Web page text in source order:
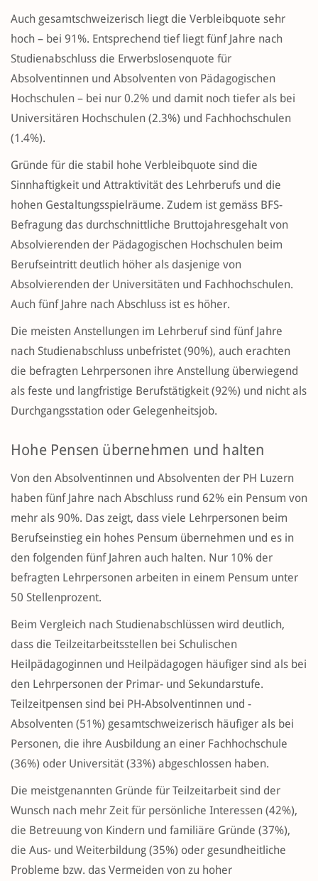
Auch gesamtschweizerisch liegt die Verbleibquote sehr
hoch – bei 91%. Entsprechend tief liegt fünf Jahre nach
Studienabschluss die Erwerbslosenquote für
Absolventinnen und Absolventen von Pädagogischen
Hochschulen – bei nur 0.2% und damit noch tiefer als bei
Universitären Hochschulen (2.3%) und Fachhochschulen
(1.4%).
Gründe für die stabil hohe Verbleibquote sind die
Sinnhaftigkeit und Attraktivität des Lehrberufs und die
hohen Gestaltungsspielräume. Zudem ist gemäss BFS-
Befragung das durchschnittliche Bruttojahresgehalt von
Absolvierenden der Pädagogischen Hochschulen beim
Berufseintritt deutlich höher als dasjenige von
Absolvierenden der Universitäten und Fachhochschulen.
Auch fünf Jahre nach Abschluss ist es höher.
Die meisten Anstellungen im Lehrberuf sind fünf Jahre
nach Studienabschluss unbefristet (90%), auch erachten
die befragten Lehrpersonen ihre Anstellung überwiegend
als feste und langfristige Berufstätigkeit (92%) und nicht als
Durchgangsstation oder Gelegenheitsjob.
Hohe Pensen übernehmen und halten
Von den Absolventinnen und Absolventen der PH Luzern
haben fünf Jahre nach Abschluss rund 62% ein Pensum von
mehr als 90%. Das zeigt, dass viele Lehrpersonen beim
Berufseinstieg ein hohes Pensum übernehmen und es in
den folgenden fünf Jahren auch halten. Nur 10% der
befragten Lehrpersonen arbeiten in einem Pensum unter
50 Stellenprozent.
Beim Vergleich nach Studienabschlüssen wird deutlich,
dass die Teilzeitarbeitsstellen bei Schulischen
Heilpädagoginnen und Heilpädagogen häufiger sind als bei
den Lehrpersonen der Primar- und Sekundarstufe.
Teilzeitpensen sind bei PH-Absolventinnen und -
Absolventen (51%) gesamtschweizerisch häufiger als bei
Personen, die ihre Ausbildung an einer Fachhochschule
(36%) oder Universität (33%) abgeschlossen haben.
Die meistgenannten Gründe für Teilzeitarbeit sind der
Wunsch nach mehr Zeit für persönliche Interessen (42%),
die Betreuung von Kindern und familiäre Gründe (37%),
die Aus- und Weiterbildung (35%) oder gesundheitliche
Probleme bzw. das Vermeiden von zu hoher